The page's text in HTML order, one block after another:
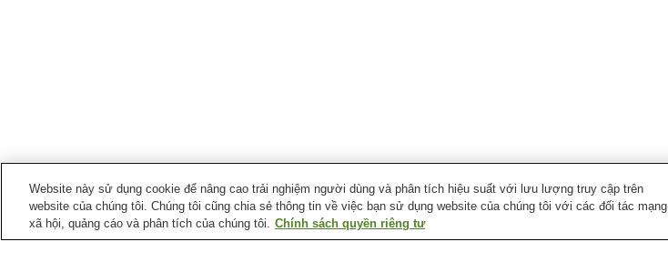
Ga xe lửa tại Thành phố Otsuki
Website này sử dụng cookie để nâng cao trải nghiệm người dùng và phân tích hiệu suất với lưu lượng truy cập trên
website của chúng tôi. Chúng tôi cũng chia sẻ thông tin về việc bạn sử dụng website của chúng tôi với các đối tác mạng
xã hội, quảng cáo và phân tích của chúng tôi. Chính sách quyền riêng tư